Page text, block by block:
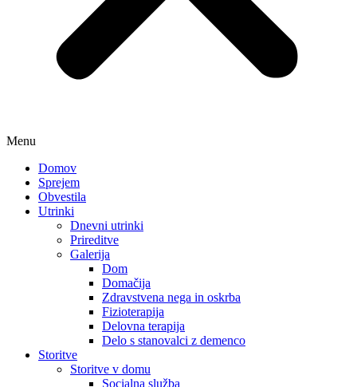
Menu
Domov
Sprejem
Obvestila
Utrinki
Dnevni utrinki
Prireditve
Galerija
Dom
Domačija
Zdravstvena nega in oskrba
Fizioterapija
Delovna terapija
Delo s stanovalci z demenco
Storitve
Storitve v domu
Socialna služba